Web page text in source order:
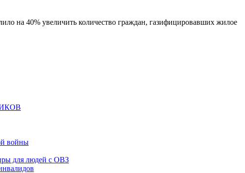
на 40% увеличить количество граждан, газифицировавших жилое
войны
для людей с ОВЗ